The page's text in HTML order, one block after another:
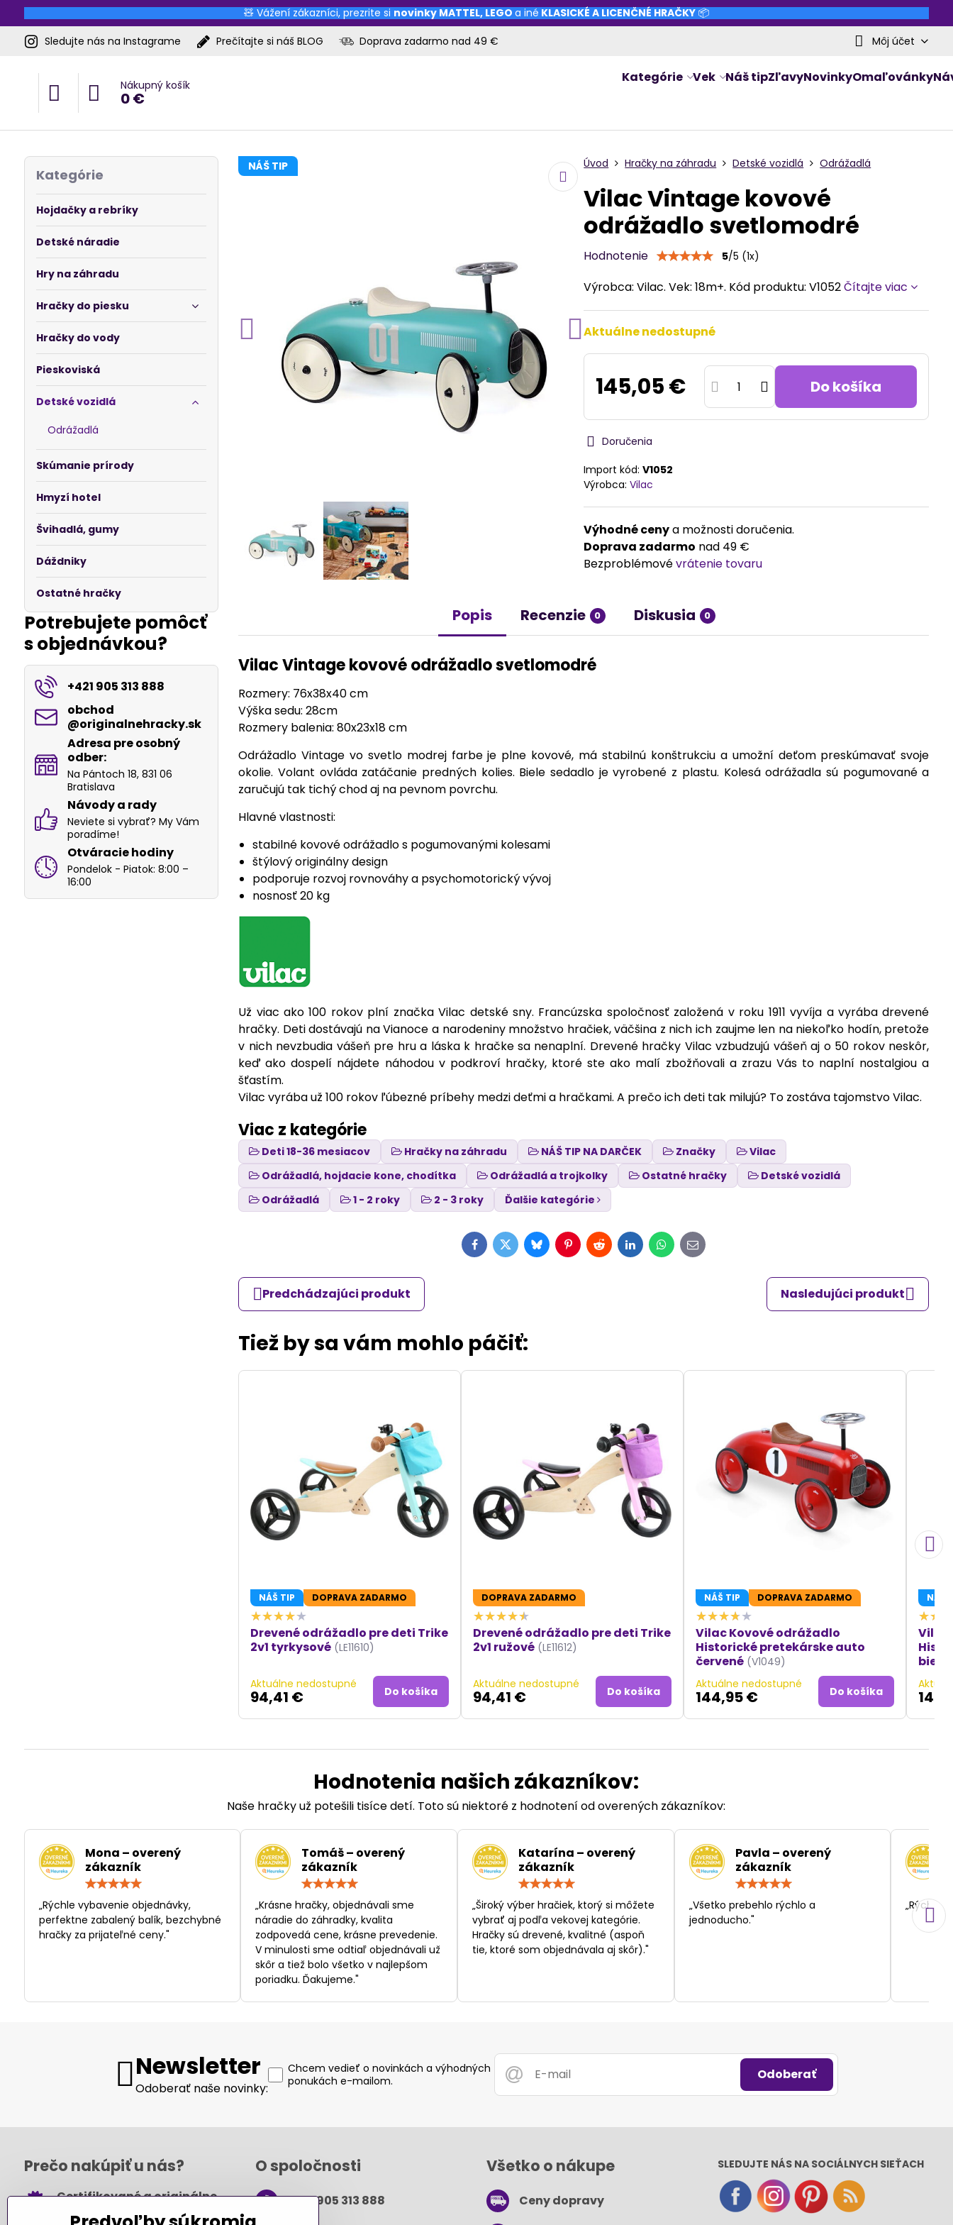
🧸 Vážení zákazníci, prezrite si novinky MATTEL, LEGO a iné KLASICKÉ A LICENČNÉ HRAČKY📦
Sledujte nás na Instagrame
Prečítajte si náš BLOG Doprava zadarmo nad 49 € Môj účet
Nákupný košík
0 €
Kategórie Vek Náš tipZľavyNovinkyOmaľovánky
NÁŠ TIP Úvod Hračky na záhradu Detské vozidlá Odrážadlá
Vilac Vintage kovové
odrážadlo svetlomodré
Hodnotenie 5/5 (1x)
Výrobca: Vilac. Vek: 18m+. Kód produktu: V1052Čítajte viac
Aktuálne nedostupné
145,05 € Do košíka
Doručenia
Import kód:V1052
Výrobca:Vilac
Výhodné cenya možnosti doručenia.
Doprava zadarmo nad 49 €
Bezproblémovévrátenie tovaru
Popis Recenzie 0 Diskusia 0
Vilac Vintage kovové odrážadlo svetlomodré
Rozmery: 76x38x40 cm
Výška sedu: 28cm
Rozmery balenia: 80x23x18 cm
Odrážadlo Vintage vo svetlo modrej farbe je plne kovové, má stabilnú konštrukciu a umožní deťom preskúmavať svoje
okolie. Volant ovláda zatáčanie predných kolies. Biele sedadlo je vyrobené z plastu. Kolesá odrážadla sú pogumované a
zaručujú tak tichý chod aj na pevnom povrchu.
Hlavné vlastnosti:
stabilné kovové odrážadlo s pogumovanými kolesami
štýlový originálny design
podporuje rozvoj rovnováhy a psychomotorický vývoj
nosnosť 20 kg
Už viac ako 100 rokov plní značka Vilac detské sny. Francúzska spoločnosť založená v roku 1911 vyvíja a vyrába drevené
hračky. Deti dostávajú na Vianoce a narodeniny množstvo hračiek, väčšina z nich ich zaujme len na niekoľko hodín, pretože
v nich nevzbudia vášeň pre hru a láska k hračke sa nenaplní. Drevené hračky Vilac vzbudzujú vášeň aj o 50 rokov neskôr,
keď ako dospelí nájdete náhodou v podkroví hračky, ktoré ste ako malí zbožňovali a zrazu Vás to naplní nostalgiou a
šťastím.
Vilac vyrába už 100 rokov ľúbezné príbehy medzi deťmi a hračkami. A prečo ich deti tak milujú? To zostáva tajomstvo Vilac.
Viac z kategórie
Deti 18-36 mesiacov Hračky na záhradu NÁŠ TIP NA DARČEK Značky
Vilac
Odrážadlá, hojdacie kone, chodítka
Odrážadlá a trojkolky Ostatné hračky
Detské vozidlá
Odrážadlá
1 - 2 roky 2 - 3 roky Ďalšie kategórie
Facebook
TwitterBlueskyPinterest
RedditLinkedInWhatsApp
E-
mail
Predchádzajúci produkt Nasledujúci produkt
Tiež by sa vám mohlo páčiť:
NÁŠ TIP DOPRAVA ZADARMO
Drevené odrážadlo pre deti Trike
2v1 tyrkysové (LE11610)
Aktuálne nedostupné
94,41 € Do košíka
DOPRAVA ZADARMO
Drevené odrážadlo pre deti Trike
2v1 ružové (LE11612)
Aktuálne nedostupné
94,41 € Do košíka
NÁŠ TIP DOPRAVA ZADARMO
Vilac Kovové odrážadlo
Historické pretekárske auto
červené (V1049)
Aktuálne nedostupné
144,95 € Do košíka
NÁŠ
Vilac
biele
Kategórie
Hojdačky a rebríky
Detské náradie
Hry na záhradu
Hračky do piesku
Hračky do vody
Pieskoviská
Detské vozidlá
Odrážadlá
Skúmanie prírody
Hmyzí hotel
Švihadlá, gumy
Dáždniky
Ostatné hračky
Potrebujete pomôcť
s objednávkou?
+421 905 313 888
obchod​
@originalnehracky​.sk
Adresa pre osobný
odber:
Na Pántoch 18, 831 06
Bratislava
Návody a rady
Neviete si vybrať? My Vám
poradíme!
Otváracie hodiny
Pondelok - Piatok: 8:00 –
16:00
Hodnotenia našich zákazníkov:
Naše hračky už potešili tisíce detí. Toto sú niektoré z hodnotení od overených zákazníkov:
Mona – overený
zákazník
/
5
„Rýchle vybavenie objednávky,
perfektne zabalený balík, bezchybné
hračky za prijateľné ceny."
Tomáš – overený
zákazník
/
„Krásne hračky, objednávali sme
náradie do záhradky, kvalita
zodpovedá cene, krásne prevedenie.
V minulosti sme odtiaľ objednávali už
skôr a tiež bolo všetko v najlepšom
poriadku. Ďakujeme."
Katarína – overený
zákazník
/
5
„Široký výber hračiek, ktorý si môžete
vybrať aj podľa vekovej kategórie.
Hračky sú drevené, kvalitné (aspoň
tie, ktoré som objednávala aj skôr)."
Pavla – overený
zákazník
„Všetko prebehlo rýchlo a
jednoducho."
Newsletter
Odoberať naše novinky:
Odoberať
Chcem vedieť o novinkách a výhodných
ponukách e-mailom.
Prečo nakúpiť u nás?
Certifikované a originálne
O spoločnosti
+421 905 313 888
Všetko o nákupe
Ceny dopravy
SLEDUJTE NÁS NA SOCIÁLNYCH SIEŤACH